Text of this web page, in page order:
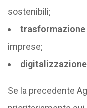
sostenibili;
trasformazione
imprese;
digitalizzazione
Se la precedente